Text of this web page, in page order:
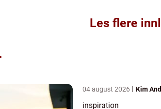
Les flere
04 august 2026 Kim
inspiration